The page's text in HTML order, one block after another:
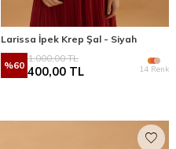
Larissa İpek Krep Şal - Siyah
%60
1.000,00TL
400,00 TL 14 Renk